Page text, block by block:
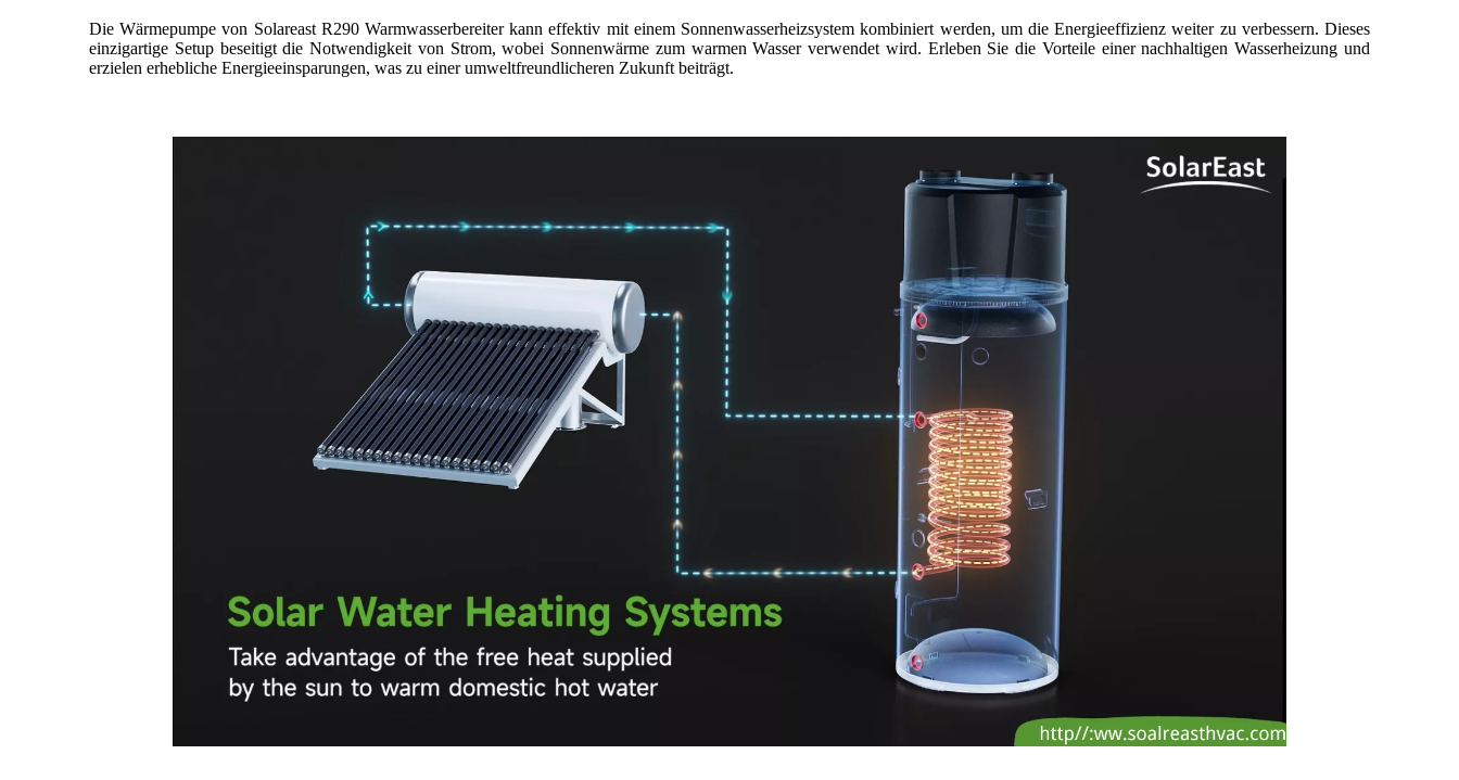
Die Wärmepumpe von Solareast R290 Warmwasserbereiter kann effektiv mit einem Sonnenwasserheizsystem kombiniert werden, um die Energieeffizienz weiter zu verbessern. Dieses
einzigartige Setup beseitigt die Notwendigkeit von Strom, wobei Sonnenwärme zum warmen Wasser verwendet wird. Erleben Sie die Vorteile einer nachhaltigen Wasserheizung und
erzielen erhebliche Energieeinsparungen, was zu einer umweltfreundlicheren Zukunft beiträgt.